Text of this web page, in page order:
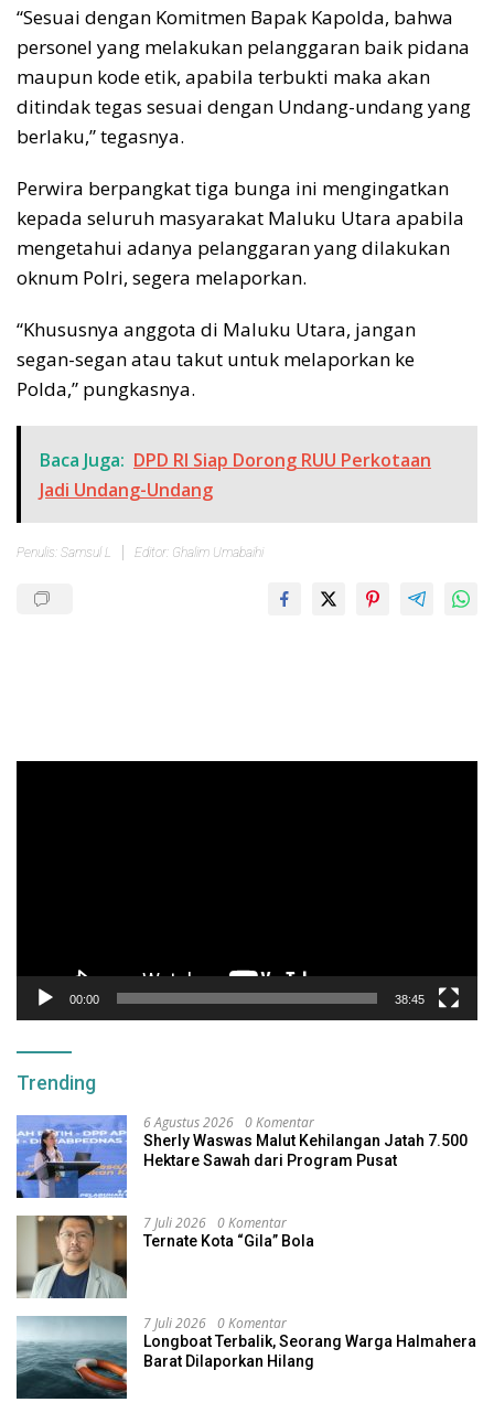
“Sesuai dengan Komitmen Bapak Kapolda, bahwa
personel yang melakukan pelanggaran baik pidana
maupun kode etik, apabila terbukti maka akan
ditindak tegas sesuai dengan Undang-undang yang
berlaku,” tegasnya.
Perwira berpangkat tiga bunga ini mengingatkan
kepada seluruh masyarakat Maluku Utara apabila
mengetahui adanya pelanggaran yang dilakukan
oknum Polri, segera melaporkan.
“Khususnya anggota di Maluku Utara, jangan
segan-segan atau takut untuk melaporkan ke
Polda,” pungkasnya.
Baca Juga: DPD RI Siap Dorong RUU Perkotaan
Jadi Undang-Undang
Penulis: Samsul L Editor: Ghalim Umabaihi
00:00 38:45
Trending
6 Agustus 2026 0 Komentar
Sherly Waswas Malut Kehilangan Jatah 7.500
Hektare Sawah dari Program Pusat
7 Juli 2026 0 Komentar
Ternate Kota “Gila” Bola
7 Juli 2026 0 Komentar
Longboat Terbalik, Seorang Warga Halmahera
Barat Dilaporkan Hilang